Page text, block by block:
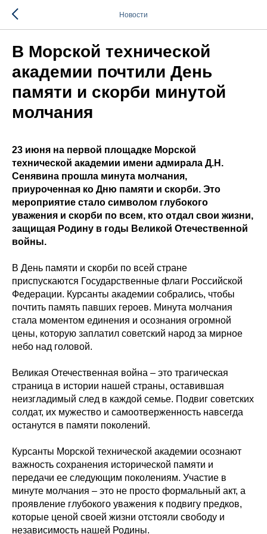
Новости
В Морской технической
академии почтили День
памяти и скорби минутой
молчания
23 июня на первой площадке Морской
технической академии имени адмирала Д.Н.
Сенявина прошла минута молчания,
приуроченная ко Дню памяти и скорби. Это
мероприятие стало символом глубокого
уважения и скорби по всем, кто отдал свои жизни,
защищая Родину в годы Великой Отечественной
войны.
В День памяти и скорби по всей стране
приспускаются Государственные флаги Российской
Федерации. Курсанты академии собрались, чтобы
почтить память павших героев. Минута молчания
стала моментом единения и осознания огромной
цены, которую заплатил советский народ за мирное
небо над головой.
Великая Отечественная война – это трагическая
страница в истории нашей страны, оставившая
неизгладимый след в каждой семье. Подвиг советских
солдат, их мужество и самоотверженность навсегда
останутся в памяти поколений.
Курсанты Морской технической академии осознают
важность сохранения исторической памяти и
передачи ее следующим поколениям. Участие в
минуте молчания – это не просто формальный акт, а
проявление глубокого уважения к подвигу предков,
которые ценой своей жизни отстояли свободу и
независимость нашей Родины.